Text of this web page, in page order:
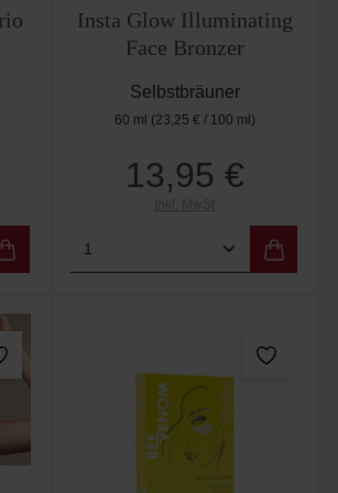
Schaltflächen um die
ein oder benutze die
den gewünschten Wert
Insta Glow Illuminating
Face Bronzer
Selbstbräuner
60 ml (23,25 € / 100 ml)
Regulärer Preis:
13,95 €
Inkl. MwSt
Produkt Anzahl: Gib